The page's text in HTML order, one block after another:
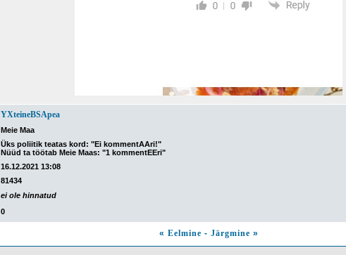
YXteineBSApea
Meie Maa
Üks poliitik teatas kord: "Ei kommentAAri!"
Nüüd ta töötab Meie Maas: "1 kommentEEri"
16.12.2021 13:08
81434
ei ole hinnatud
0
« Eelmine - Järgmine »